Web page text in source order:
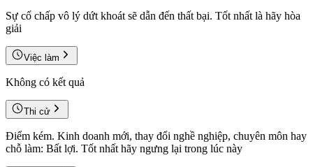
Sự cố chấp vô lý dứt khoát sẽ dẫn đến thất bại. Tốt nhất là hãy hòa
giải
Việc làm
Không có kết quả
Thi cử
Điểm kém. Kinh doanh mới, thay đổi nghề nghiệp, chuyên môn hay
chỗ làm: Bất lợi. Tốt nhất hãy ngưng lại trong lúc này